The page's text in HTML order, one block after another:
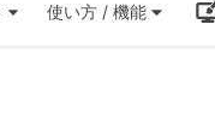
使い方 / 機能